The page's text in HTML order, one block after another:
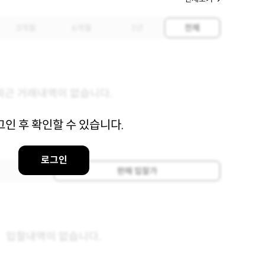
인 후 확인할 수 있습니다.
로그인
전체
판매 입찰가